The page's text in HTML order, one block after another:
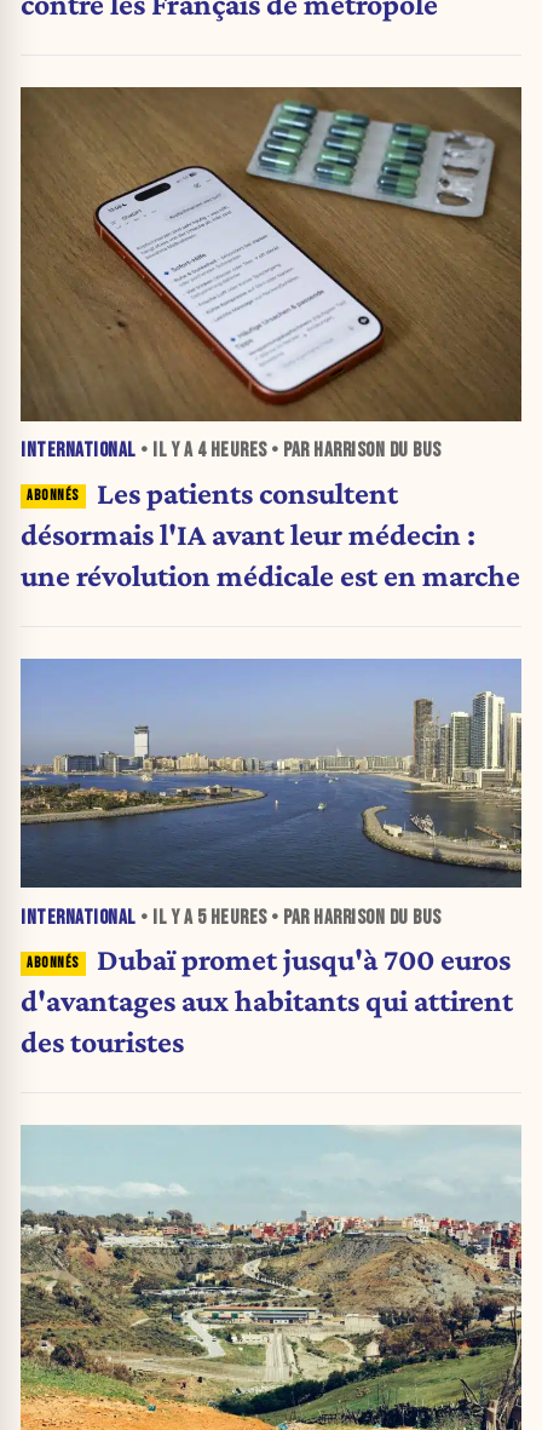
INTERNATIONAL • IL Y A 4 HEURES• PAR HARRISON DU BUS
Les patients consultent
désormais l'IA avant leur médecin :
une révolution médicale est en marche
INTERNATIONAL • IL Y A 5 HEURES• PAR HARRISON DU BUS
Dubaï promet jusqu'à 700 euros
d'avantages aux habitants qui attirent
des touristes